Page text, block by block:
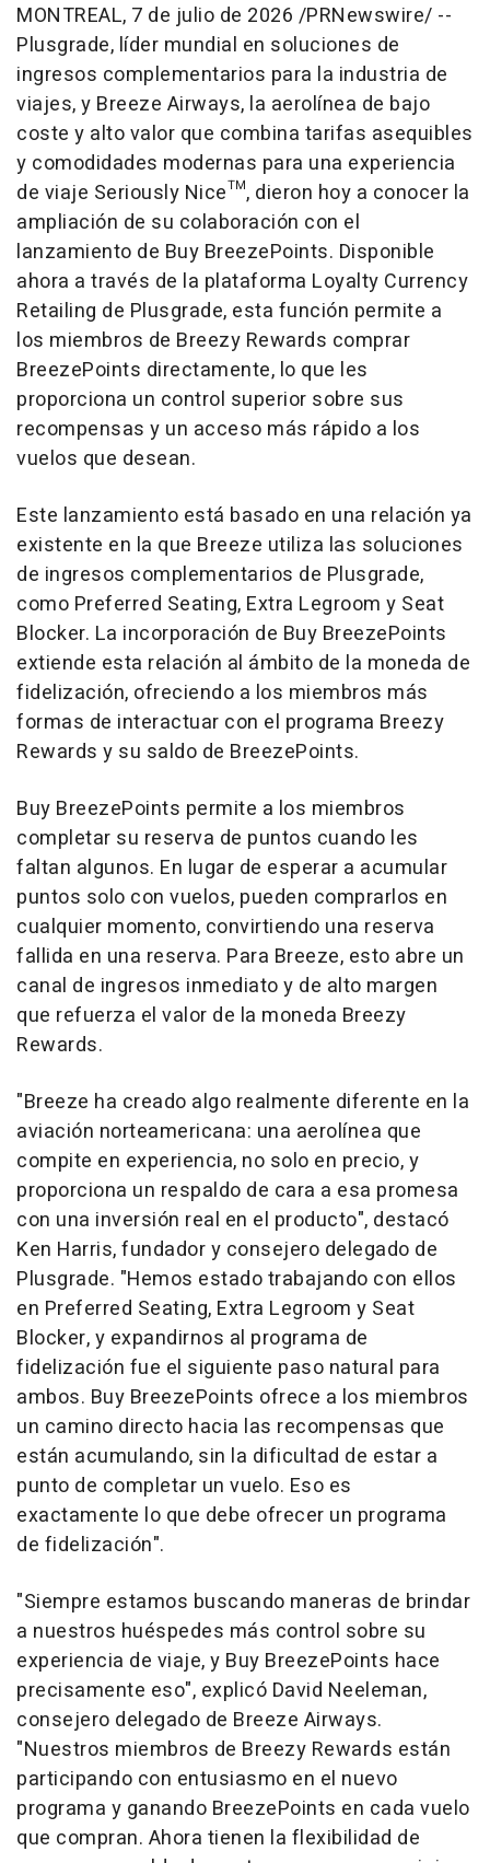
MONTREAL, 7 de julio de 2026 /PRNewswire/ --
Plusgrade, líder mundial en soluciones de
ingresos complementarios para la industria de
viajes, y Breeze Airways, la aerolínea de bajo
coste y alto valor que combina tarifas asequibles
y comodidades modernas para una experiencia
de viaje Seriously Nice™, dieron hoy a conocer la
ampliación de su colaboración con el
lanzamiento de Buy BreezePoints. Disponible
ahora a través de la plataforma Loyalty Currency
Retailing de Plusgrade, esta función permite a
los miembros de Breezy Rewards comprar
BreezePoints directamente, lo que les
proporciona un control superior sobre sus
recompensas y un acceso más rápido a los
vuelos que desean.
Este lanzamiento está basado en una relación ya
existente en la que Breeze utiliza las soluciones
de ingresos complementarios de Plusgrade,
como Preferred Seating, Extra Legroom y Seat
Blocker. La incorporación de Buy BreezePoints
extiende esta relación al ámbito de la moneda de
fidelización, ofreciendo a los miembros más
formas de interactuar con el programa Breezy
Rewards y su saldo de BreezePoints.
Buy BreezePoints permite a los miembros
completar su reserva de puntos cuando les
faltan algunos. En lugar de esperar a acumular
puntos solo con vuelos, pueden comprarlos en
cualquier momento, convirtiendo una reserva
fallida en una reserva. Para Breeze, esto abre un
canal de ingresos inmediato y de alto margen
que refuerza el valor de la moneda Breezy
Rewards.
"Breeze ha creado algo realmente diferente en la
aviación norteamericana: una aerolínea que
compite en experiencia, no solo en precio, y
proporciona un respaldo de cara a esa promesa
con una inversión real en el producto", destacó
Ken Harris, fundador y consejero delegado de
Plusgrade. "Hemos estado trabajando con ellos
en Preferred Seating, Extra Legroom y Seat
Blocker, y expandirnos al programa de
fidelización fue el siguiente paso natural para
ambos. Buy BreezePoints ofrece a los miembros
un camino directo hacia las recompensas que
están acumulando, sin la dificultad de estar a
punto de completar un vuelo. Eso es
exactamente lo que debe ofrecer un programa
de fidelización".
"Siempre estamos buscando maneras de brindar
a nuestros huéspedes más control sobre su
experiencia de viaje, y Buy BreezePoints hace
precisamente eso", explicó David Neeleman,
consejero delegado de Breeze Airways.
"Nuestros miembros de Breezy Rewards están
participando con entusiasmo en el nuevo
programa y ganando BreezePoints en cada vuelo
que compran. Ahora tienen la flexibilidad de